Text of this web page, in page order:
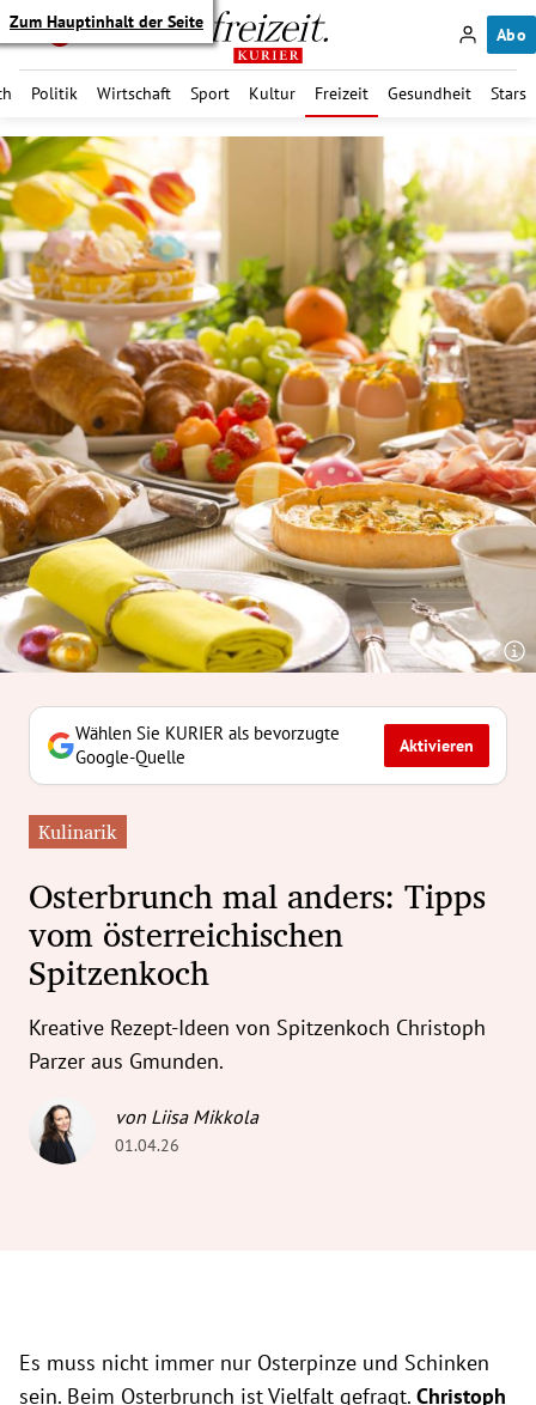
Zum Hauptinhalt der Seite
Abo
Politik Wirtschaft Sport Kultur Freizeit Gesundheit Stars
Untermenü
Untermenü
Untermenü
Untermenü
Untermenü
Untermenü
Untermenü
Untermenü
Untermenü
Untermenü
Wählen Sie KURIER als bevorzugte
Google-Quelle
Aktivieren
Kulinarik
Osterbrunch mal anders: Tipps
vom österreichischen
Spitzenkoch
Kreative Rezept-Ideen von Spitzenkoch Christoph
Parzer aus Gmunden.
von Liisa Mikkola
01.04.26
Es muss nicht immer nur Osterpinze und Schinken
sein. Beim Osterbrunch ist Vielfalt gefragt. Christoph